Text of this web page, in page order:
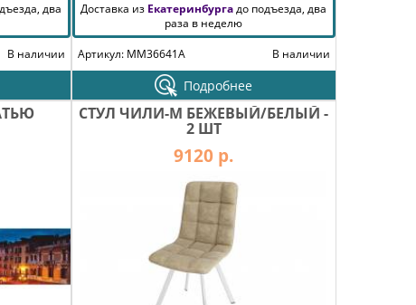
два
В наличии
Доставка из Екатеринбургадо подъезда, два
раза в неделю
Артикул: MM36641A
В наличии
Подробнее
СТУЛ ЧИЛИ-М БЕЖЕВЫЙ/БЕЛЫЙ -
2 ШТ
9120 р.